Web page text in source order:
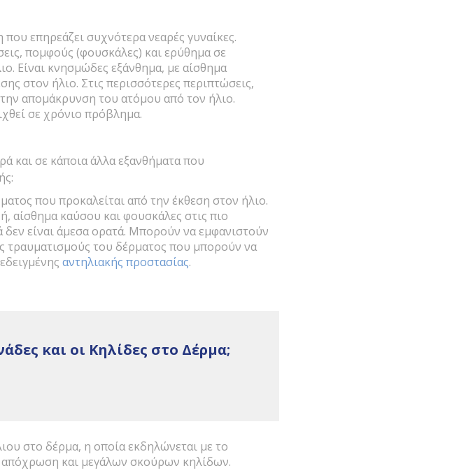
επηρεάζει συχνότερα νεαρές γυναίκες.
πομφούς (φουσκάλες) και ερύθημα σε
Είναι κνησμώδες εξάνθημα, με αίσθημα
στον ήλιο. Στις περισσότερες περιπτώσεις,
απομάκρυνση του ατόμου από τον ήλιο.
σε χρόνιο πρόβλημα.
και σε κάποια άλλα εξανθήματα που
που προκαλείται από την έκθεση στον ήλιο.
αίσθημα καύσου και φουσκάλες στις πιο
είναι άμεσα ορατά. Μπορούν να εμφανιστούν
τραυματισμούς του δέρματος που μπορούν να
αντηλιακής προστασίας.
και οι Κηλίδες στο Δέρμα;
στο δέρμα, η οποία εκδηλώνεται με το
και μεγάλων σκούρων κηλίδων.